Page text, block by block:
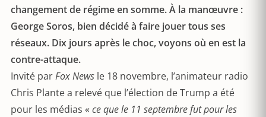
changement de régime en somme. À la manœuvre :
George Soros, bien décidé à faire jouer tous ses
réseaux. Dix jours après le choc, voyons où en est la
contre-attaque.
Invité parFox News le 18 novembre, l’animateur radio
Chris Plante a relevé que l’élection de Trump a été
pour les médias « ce que le 11 septembre fut pour les